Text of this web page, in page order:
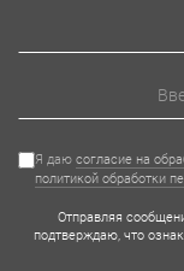
Я даю согласие на
политикой обработки
Отправляя
подтверждаю, что